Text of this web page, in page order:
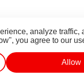
analyze traffic,
you agree to our
Allow